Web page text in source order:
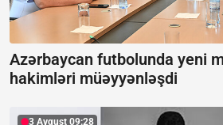
Azərbaycan futbolunda yeni
hakimləri müəyyənləşdi
3 Avqust 09:28